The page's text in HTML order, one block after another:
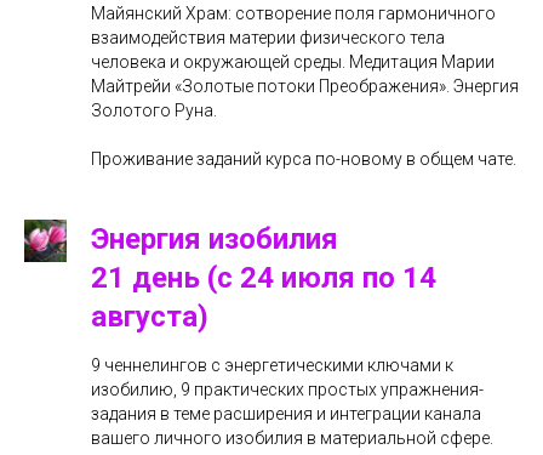
Майянский Храм: сотворение поля гармоничного
взаимодействия материи физического тела
человека и окружающей среды. Медитация Марии
Майтрейи «Золотые потоки Преображения». Энергия
Золотого Руна.
Проживание заданий курса по-новому в общем чате.
Энергия изобилия
21 день (с 24 июля по 14
августа)
9 ченнелингов с энергетическими ключами к
изобилию, 9 практических простых упражнения-
задания в теме расширения и интеграции канала
вашего личного изобилия в материальной сфере.